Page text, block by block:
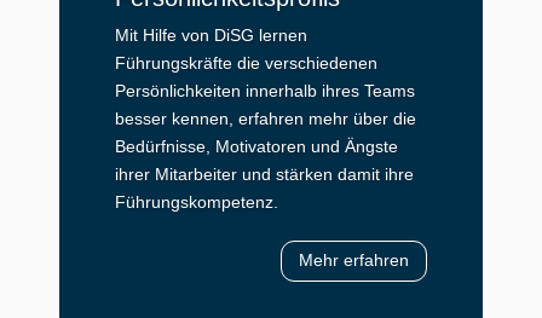
Mit Hilfe von DiSG lernen
Führungskräfte die verschiedenen
Persönlichkeiten innerhalb ihres Teams
besser kennen, erfahren mehr über die
Bedürfnisse, Motivatoren und Ängste
ihrer Mitarbeiter und stärken damit ihre
Führungskompetenz.
Mehr erfahren